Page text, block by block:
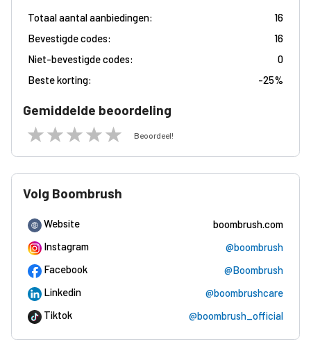
Totaal aantal aanbiedingen:
16
Bevestigde codes:
16
Niet-bevestigde codes:
0
Beste korting:
-25%
Gemiddelde beoordeling
Beoordeel!
Volg Boombrush
Website
boombrush.com
Instagram
@boombrush
Facebook
@Boombrush
Linkedin
@boombrushcare
Tiktok
@boombrush_official